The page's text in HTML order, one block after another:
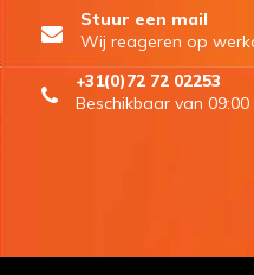
Stuur een mail
Wij reageren op
+31(0)72 72 02253
Beschikbaar van